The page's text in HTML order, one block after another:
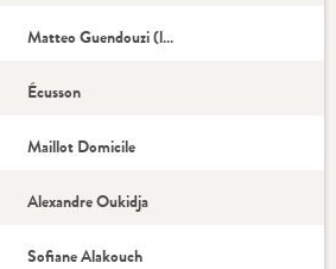
Matteo Guendouzi (la Recrue)
Écusson
Maillot Domicile
Alexandre Oukidja
Sofiane Alakouch